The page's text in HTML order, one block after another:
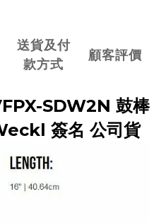
送貨及付
款方式
顧客評價
SDW2N 鼓棒
簽名 公司貨